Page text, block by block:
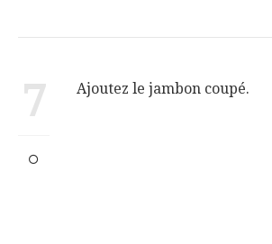
7 Ajoutez le jambon coupé.